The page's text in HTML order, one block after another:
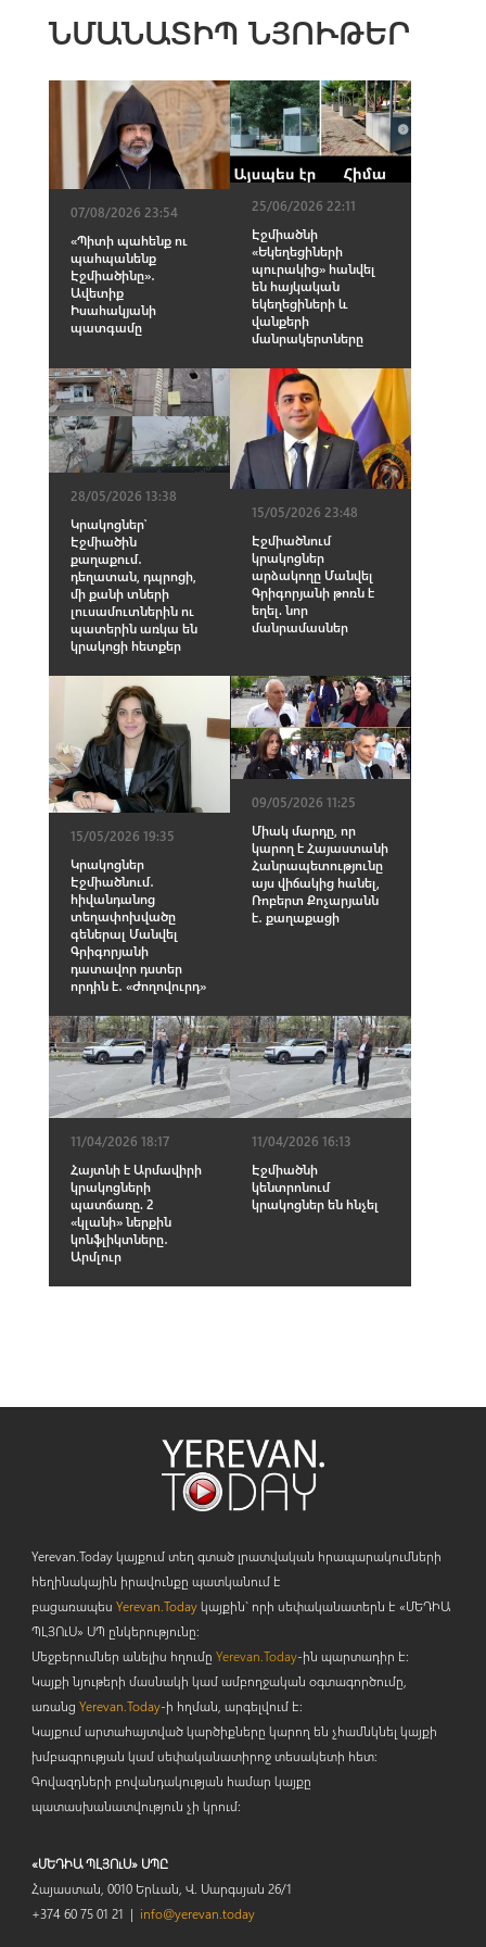
ՆՄԱՆԱՏԻՊ ՆՅՈՒԹԵՐ
07/08/2026 23:54
«Պիտի պահենք ու
պահպանենք
Էջմիածինը»․
Ավետիք
Իսահակյանի
պատգամը
25/06/2026 22:11
Էջմիածնի
«Եկեղեցիների
պուրակից» հանվել
են հայկական
եկեղեցիների և
վանքերի
մանրակերտները
28/05/2026 13:38
Կրակոցներ՝
Էջմիածին
քաղաքում․
դեղատան, դպրոցի,
մի քանի տների
լուսամուտներին ու
պատերին առկա են
կրակոցի հետքեր
15/05/2026 23:48
Էջմիածնում
կրակոցներ
արձակողը Մանվել
Գրիգորյանի թոռն է
եղել. նոր
մանրամասներ
15/05/2026 19:35
Կրակոցներ
Էջմիածնում․
հիվանդանոց
տեղափոխվածը
գեներալ Մանվել
Գրիգորյանի
դատավոր դստեր
որդին է․ «Ժողովուրդ»
09/05/2026 11:25
Միակ մարդը, որ
կարող է Հայաստանի
Հանրապետությունը
այս վիճակից հանել,
Ռոբերտ Քոչարյանն
է․ քաղաքացի
11/04/2026 18:17
Հայտնի է Արմավիրի
կրակոցների
պատճառը. 2
«կլանի» ներքին
կոնֆլիկտները․
Արմլուր
11/04/2026 16:13
Էջմիածնի
կենտրոնում
կրակոցներ են հնչել
Yerevan.Today կայքում տեղ գտած լրատվական հրապարակումների
հեղինակային իրավունքը պատկանում է
բացառապես Yerevan.Todayկայքին` որի սեփականատերն է «ՄԵԴԻԱ
ՊԼՅՈւՍ» ՍՊ ընկերությունը։
Մեջբերումներ անելիս հղումը Yerevan.Today-ին պարտադիր է:
Կայքի նյութերի մասնակի կամ ամբողջական օգտագործումը,
առանց Yerevan.Today-ի հղման, արգելվում է:
Կայքում արտահայտված կարծիքները կարող են չհամնկնել կայքի
խմբագրության կամ սեփականատիրոջ տեսակետի հետ:
Գովազդների բովանդակության համար կայքը
պատասխանատվություն չի կրում:
«ՄԵԴԻԱ ՊԼՅՈւՍ» ՍՊԸ
Հայաստան, 0010 Երևան, Վ. Սարգսյան 26/1
+374 60 75 01 21 | info@yerevan.today